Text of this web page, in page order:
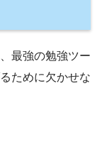
最強の勉強ツー
ために欠かせな